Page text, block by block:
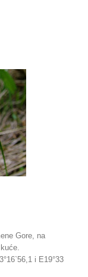
Gore, na
i E19°33